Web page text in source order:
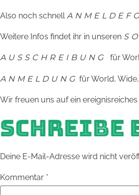
Also noch schnell
Weitere Infos findet ihr in unseren
AUSSCHREIBUNG für
ANMELDUNG für World,
Wir freuen uns auf ein ereignisreiches
SCHREIBE
Deine E-Mail-Adresse wird nicht
Kommentar *